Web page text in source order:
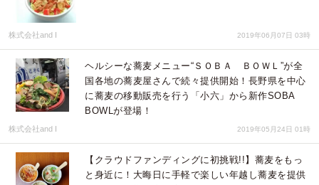
株式会社and I 2019年06月07日 03時
ヘルシーな蕎麦メニュー“ＳＯＢＡ ＢＯＷＬ”が全
国各地の蕎麦屋さんで続々提供開始！長野県を中心
に蕎麦の移動販売を行う「小六」から新作SOBA
BOWLが登場！
株式会社and I 2019年05月24日 01時
【クラウドファンディングに初挑戦!!】蕎麦をもっ
と身近に！大晦日に手軽で楽しい年越し蕎麦を提供